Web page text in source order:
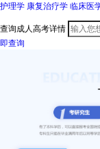
护理学 康复治疗学 临床医
查询成人高考详情
即查询